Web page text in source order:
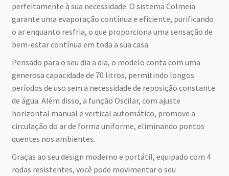
perfeitamente à sua necessidade. O sistema Colmeia
garante uma evaporação contínua e eficiente, purificando
o ar enquanto resfria, o que proporciona uma sensação de
bem-estar contínua em toda a sua casa.
Pensado para o seu dia a dia, o modelo conta com uma
generosa capacidade de 70 litros, permitindo longos
períodos de uso sem a necessidade de reposição constante
de água. Além disso, a função Oscilar, com ajuste
horizontal manual e vertical automático, promove a
circulação do ar de forma uniforme, eliminando pontos
quentes nos ambientes.
Graças ao seu design moderno e portátil, equipado com 4
rodas resistentes, você pode movimentar o seu